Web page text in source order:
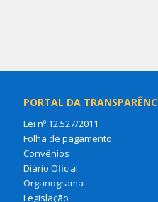
PORTAL DA
Lei nº 12.527/2011
Folha de pagamento
Convênios
Diário Oficial
Organograma
Legislação